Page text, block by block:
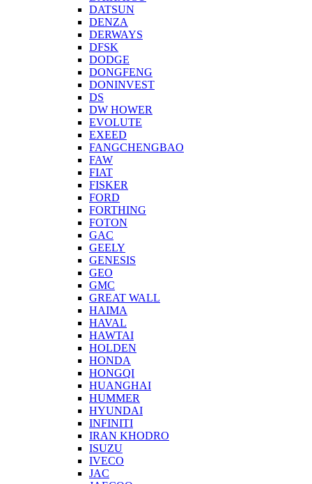
DATSUN
DENZA
DERWAYS
DFSK
DODGE
DONGFENG
DONINVEST
DS
DW HOWER
EVOLUTE
EXEED
FANGCHENGBAO
FAW
FIAT
FISKER
FORD
FORTHING
FOTON
GAC
GEELY
GENESIS
GEO
GMC
GREAT WALL
HAIMA
HAVAL
HAWTAI
HOLDEN
HONDA
HONGQI
HUANGHAI
HUMMER
HYUNDAI
INFINITI
IRAN KHODRO
ISUZU
IVECO
JAC